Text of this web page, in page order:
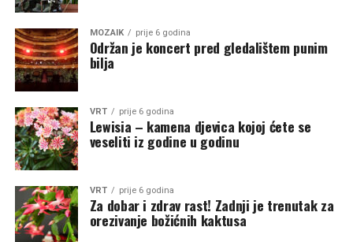
MOZAIK prije 6 godina
Održan je koncert pred gledalištem punim
bilja
VRT prije 6 godina
Lewisia – kamena djevica kojoj ćete se
veseliti iz godine u godinu
VRT prije 6 godina
Za dobar i zdrav rast! Zadnji je trenutak za
orezivanje božićnih kaktusa